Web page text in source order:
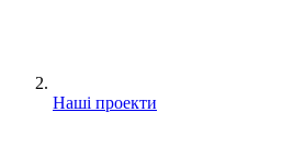
Наші проекти